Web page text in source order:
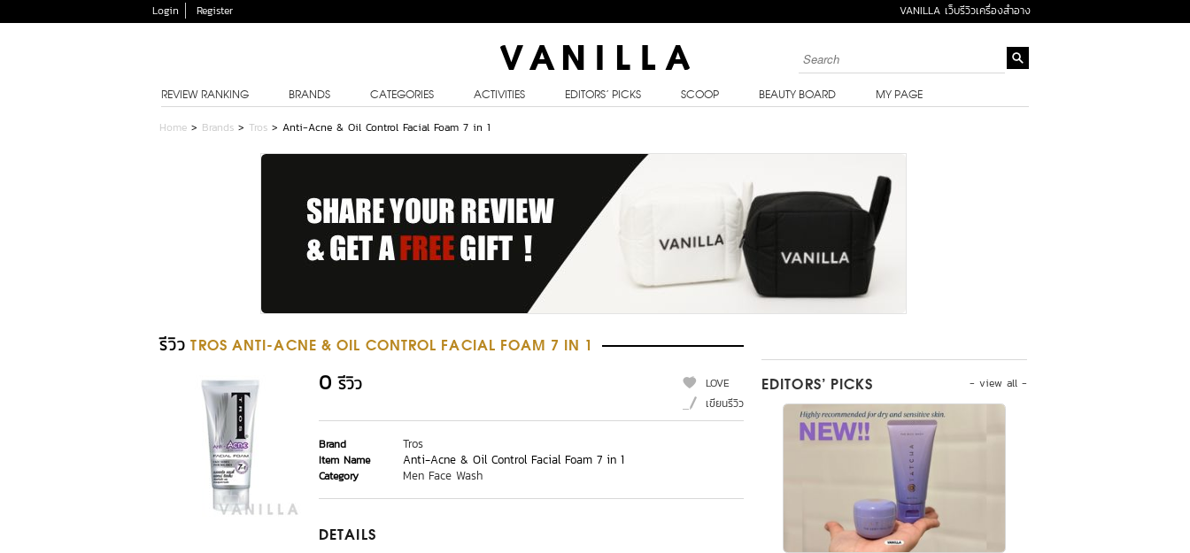
Login Register VANILLA เว็บรีวิวเครื่องสำอาง
REVIEW RANKING BRANDS CATEGORIES ACTIVITIES EDITORS’ PICKS SCOOP BEAUTY BOARD MY PAGE
Home > Brands > Tros > Anti-Acne & Oil Control Facial Foam 7 in 1
รีวิว TROS ANTI-ACNE & OIL CONTROL FACIAL FOAM 7 IN 1
0 รีวิว
LOVE
เขียนรีวิว
Brand Tros
Item Name Anti-Acne & Oil Control Facial Foam 7 in 1
Category Men Face Wash
DETAILS
- view all -
EDITORS’ PICKS